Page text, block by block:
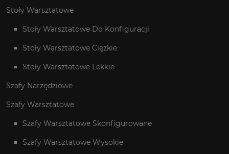
Stoły Warsztatowe
Stoły Warsztatowe Do Konfiguracji
Stoły Warsztatowe Ciężkie
Stoły Warsztatowe Lekkie
Szafy Narzędziowe
Szafy Warsztatowe
Szafy Warsztatowe Skonfigurowane
Szafy Warsztatowe Wysokie